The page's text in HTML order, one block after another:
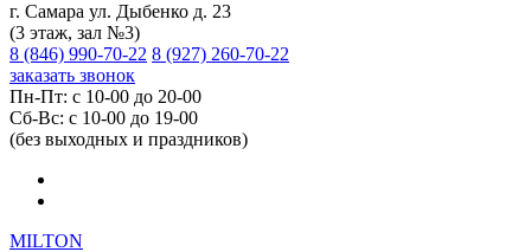
г. Самара ул. Дыбенко д. 23
(3 этаж, зал №3)
8 (846) 990-70-22 8 (927) 260-70-22
заказать звонок
Пн-Пт: с 10-00 до 20-00
Сб-Вс: с 10-00 до 19-00
(без выходных и праздников)
MILTON